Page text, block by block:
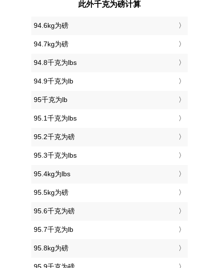
此外千克为磅计算
94.6kg为磅
94.7kg为磅
94.8千克为lbs
94.9千克为lb
95千克为lb
95.1千克为lbs
95.2千克为磅
95.3千克为lbs
95.4kg为lbs
95.5kg为磅
95.6千克为磅
95.7千克为lb
95.8kg为磅